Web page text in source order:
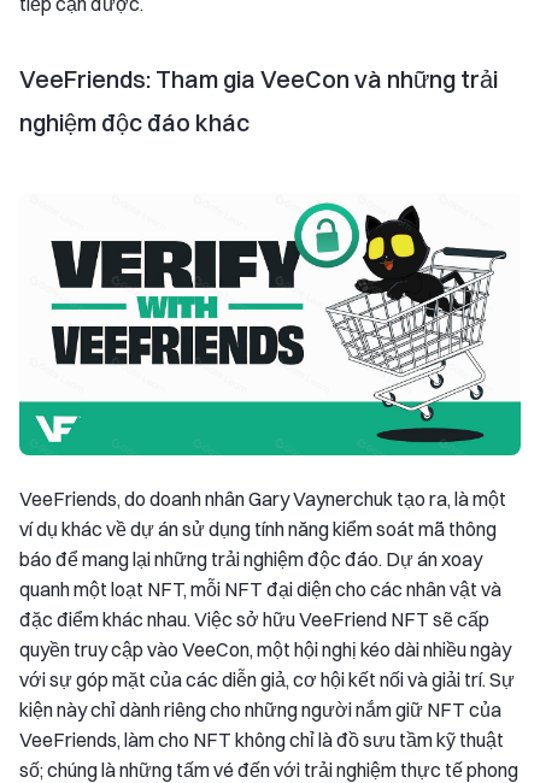
VeeFriends: Tham gia VeeCon và những trải
nghiệm độc đáo khác
VeeFriends, do doanh nhân Gary Vaynerchuk tạo ra, là một
ví dụ khác về dự án sử dụng tính năng kiểm soát mã thông
báo để mang lại những trải nghiệm độc đáo. Dự án xoay
quanh một loạt NFT, mỗi NFT đại diện cho các nhân vật và
đặc điểm khác nhau. Việc sở hữu VeeFriend NFT sẽ cấp
quyền truy cập vào VeeCon, một hội nghị kéo dài nhiều ngày
với sự góp mặt của các diễn giả, cơ hội kết nối và giải trí. Sự
kiện này chỉ dành riêng cho những người nắm giữ NFT của
VeeFriends, làm cho NFT không chỉ là đồ sưu tầm kỹ thuật
số; chúng là những tấm vé đến với trải nghiệm thực tế phong